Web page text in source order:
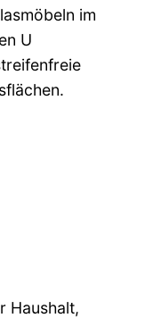
im
U
Haushalt,